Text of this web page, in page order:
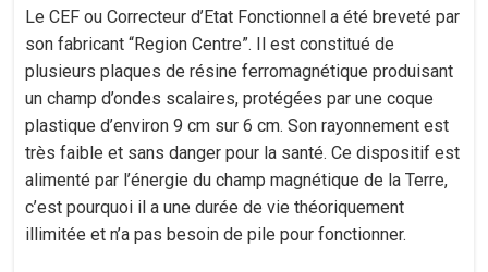
Le CEF ou Correcteur d’Etat Fonctionnel a été breveté par
son fabricant “Region Centre”. Il est constitué de
plusieurs plaques de résine ferromagnétique produisant
un champ d’ondes scalaires, protégées par une coque
plastique d’environ 9 cm sur 6 cm. Son rayonnement est
très faible et sans danger pour la santé. Ce dispositif est
alimenté par l’énergie du champ magnétique de la Terre,
c’est pourquoi il a une durée de vie théoriquement
illimitée et n’a pas besoin de pile pour fonctionner.